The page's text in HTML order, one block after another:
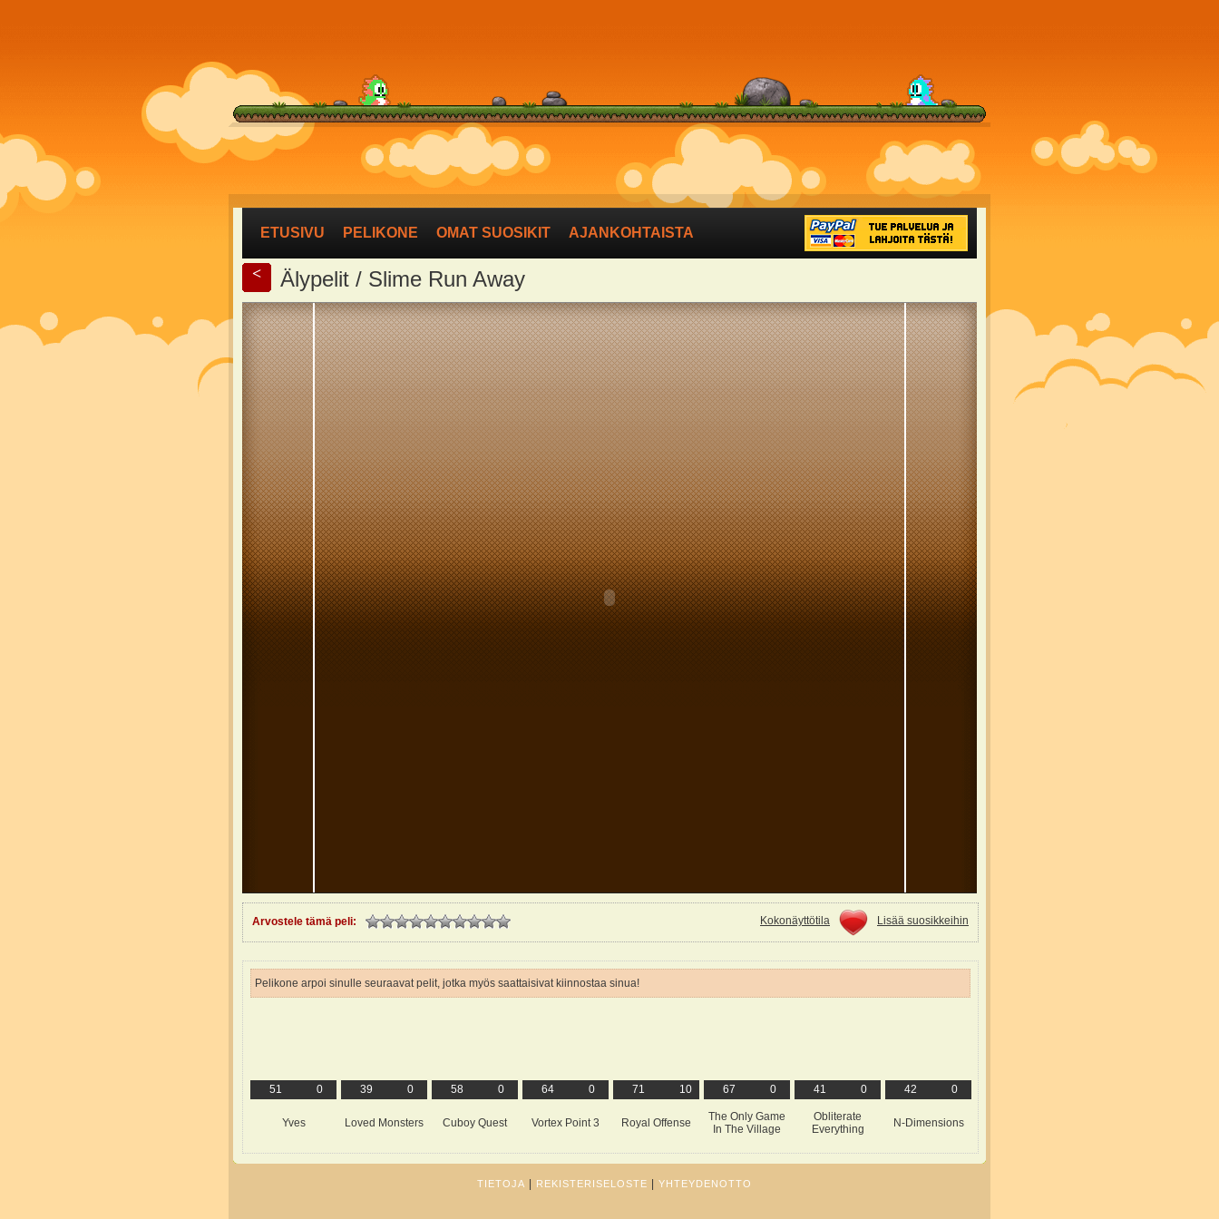
ETUSIVU PELIKONE OMAT SUOSIKIT AJANKOHTAISTA
< Älypelit / Slime Run Away
Arvostele tämä peli: Kokonäyttötila Lisää suosikkeihin
Pelikone arpoi sinulle seuraavat pelit, jotka myös saattaisivat kiinnostaa sinua!
51 0
Yves
39 0
Loved Monsters
58 0
Cuboy Quest
64 0
Vortex Point 3
71 10
Royal Offense
67 0
The Only Game
In The Village
41 0
Obliterate
Everything
42 0
N-Dimensions
TIETOJA REKISTERISELOSTE YHTEYDENOTTO